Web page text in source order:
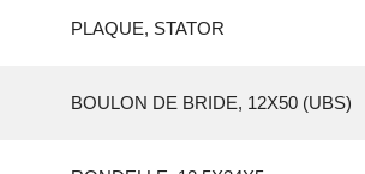
PLAQUE, STATOR
BOULON DE BRIDE, 12X50 (UBS)